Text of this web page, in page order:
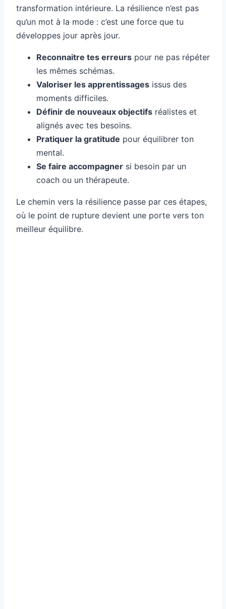
transformation intérieure. La résilience n’est pas
qu’un mot à la mode : c’est une force que tu
développes jour après jour.
Reconnaitre tes erreurs pour ne pas répéter
les mêmes schémas.
Valoriser les apprentissages issus des
moments difficiles.
Définir de nouveaux objectifs réalistes et
alignés avec tes besoins.
Pratiquer la gratitude pour équilibrer ton
mental.
Se faire accompagner si besoin par un
coach ou un thérapeute.
Le chemin vers la résilience passe par ces étapes,
où le point de rupture devient une porte vers ton
meilleur équilibre.